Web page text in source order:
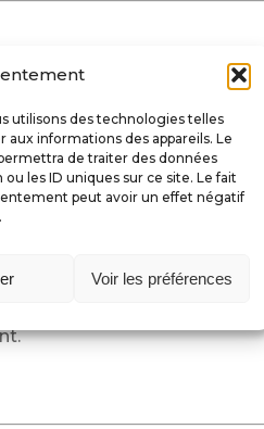
utilisons des technologies telles
informations des appareils. Le
de traiter des données
les ID uniques sur ce site. Le fait
peut avoir un effet négatif
Voir les préférences
déterminée et
des ombres
endiablées tout en
s’ajuste sans modification
explosive et l’humour